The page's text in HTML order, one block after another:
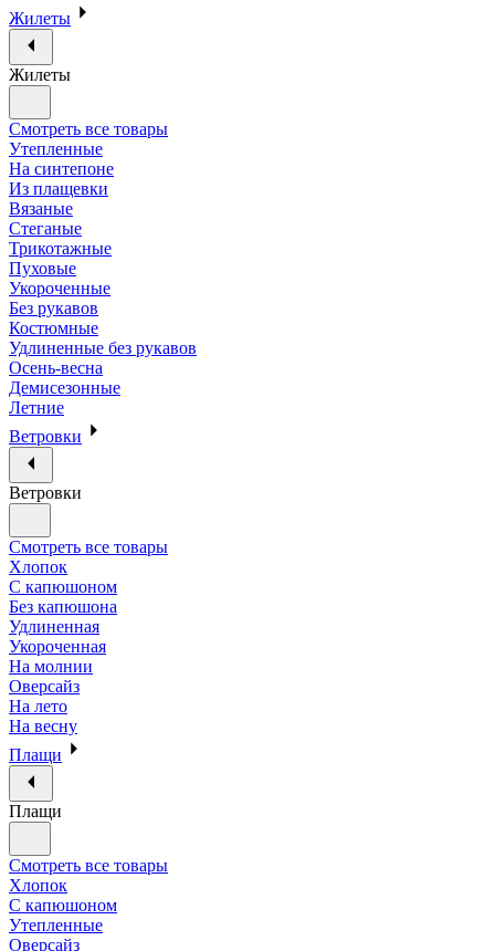
Жилеты
Жилеты
Смотреть все товары
Утепленные
На синтепоне
Из плащевки
Вязаные
Стеганые
Трикотажные
Пуховые
Укороченные
Без рукавов
Костюмные
Удлиненные без рукавов
Осень-весна
Демисезонные
Летние
Ветровки
Ветровки
Смотреть все товары
Хлопок
С капюшоном
Без капюшона
Удлиненная
Укороченная
На молнии
Оверсайз
На лето
На весну
Плащи
Плащи
Смотреть все товары
Хлопок
С капюшоном
Утепленные
Оверсайз